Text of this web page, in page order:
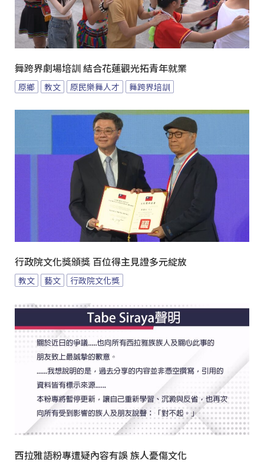
舞跨界劇場培訓 結合花蓮觀光拓青年就業
原鄉 教文 原民樂舞人才 舞跨界培訓
行政院文化獎頒獎 百位得主見證多元綻放
教文 藝文 行政院文化獎
西拉雅語粉專遭疑內容有誤 族人憂傷文化